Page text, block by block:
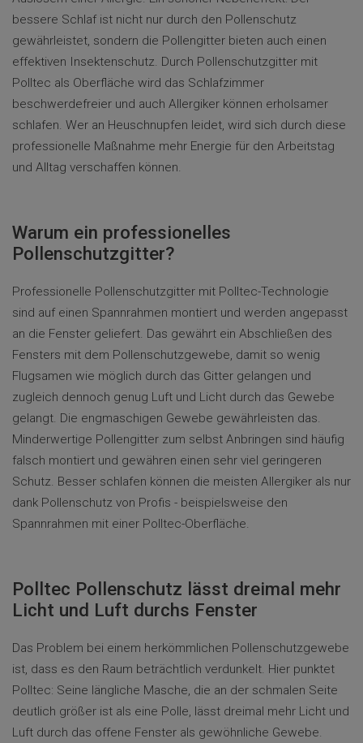
bessere Schlaf ist nicht nur durch den Pollenschutz
gewährleistet, sondern die Pollengitter bieten auch einen
effektiven Insektenschutz. Durch Pollenschutzgitter mit
Polltec als Oberfläche wird das Schlafzimmer
beschwerdefreier und auch Allergiker können erholsamer
schlafen. Wer an Heuschnupfen leidet, wird sich durch diese
professionelle Maßnahme mehr Energie für den Arbeitstag
und Alltag verschaffen können.
Warum ein professionelles
Pollenschutzgitter?
Professionelle Pollenschutzgitter mit Polltec-Technologie
sind auf einen Spannrahmen montiert und werden angepasst
an die Fenster geliefert. Das gewährt ein Abschließen des
Fensters mit dem Pollenschutzgewebe, damit so wenig
Flugsamen wie möglich durch das Gitter gelangen und
zugleich dennoch genug Luft und Licht durch das Gewebe
gelangt. Die engmaschigen Gewebe gewährleisten das.
Minderwertige Pollengitter zum selbst Anbringen sind häufig
falsch montiert und gewähren einen sehr viel geringeren
Schutz. Besser schlafen können die meisten Allergiker als nur
dank Pollenschutz von Profis - beispielsweise den
Spannrahmen mit einer Polltec-Oberfläche.
Polltec Pollenschutz lässt dreimal mehr
Licht und Luft durchs Fenster
Das Problem bei einem herkömmlichen Pollenschutzgewebe
ist, dass es den Raum beträchtlich verdunkelt. Hier punktet
Polltec: Seine längliche Masche, die an der schmalen Seite
deutlich größer ist als eine Polle, lässt dreimal mehr Licht und
Luft durch das offene Fenster als gewöhnliche Gewebe.